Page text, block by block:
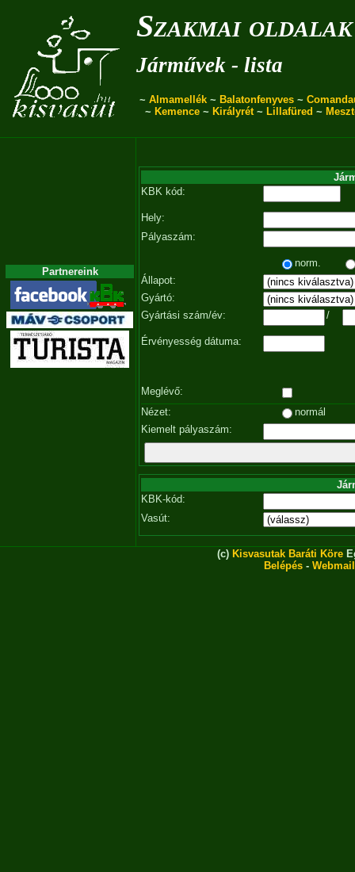
Szakmai oldalak
Járművek - lista
~ Almamellék ~ Balatonfenyves ~
~ Kemence~ Királyrét~ Lillafüred ~
Partnereink
KBK kód:
Hely:
Pályaszám:
norm.
Állapot:
Gyártó:
Gyártási szám/év:
/
Érvényesség dátuma:
Meglévő:
Nézet:
normál
Kiemelt pályaszám:
KBK-kód:
Vasút:
(c) Kisvasutak Baráti Köre
Belépés - Webmail